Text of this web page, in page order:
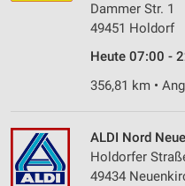
Dammer Str. 1
49451 Holdorf
Heute 07:00 -
356,81 km •
ALDI Nord
Holdorfer
49434